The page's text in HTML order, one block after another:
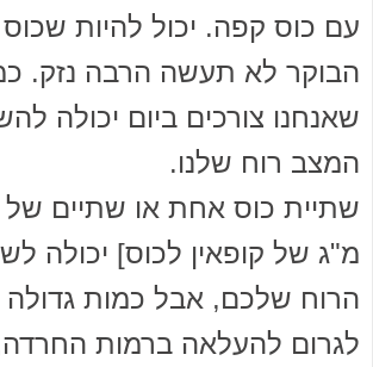
עם כוס קפה. יכול להיות
הבוקר לא תעשה הרבה נזק.
שאנחנו צורכים ביום יכולה
המצב רוח שלנו.
מ"ג של קופאין לכוס] יכולה
הרוח שלכם, אבל כמות גדולה
לגרום להעלאה ברמות